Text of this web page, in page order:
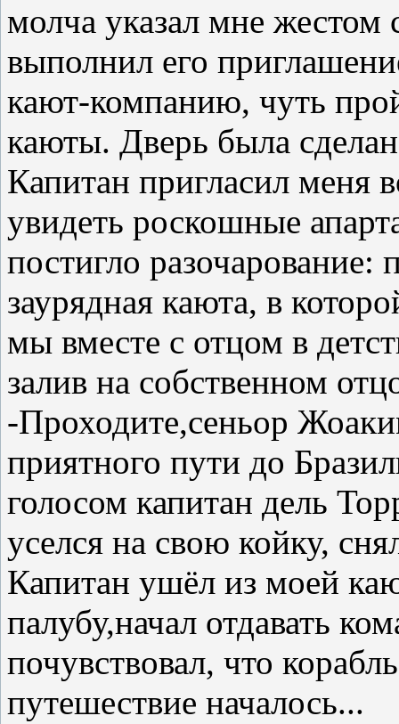
молча указал мне
выполнил его
кают-компанию, чуть
каюты. Дверь была
Капитан пригласил меня
увидеть роскошные
постигло
заурядная каюта, в
мы вместе с отцом в
залив на собственном
-Проходите,сеньор
приятного пути до
голосом капитан дель
уселся на свою койку,
Капитан ушёл из моей
палубу,начал отдавать
почувствовал, что
путешествие началось...